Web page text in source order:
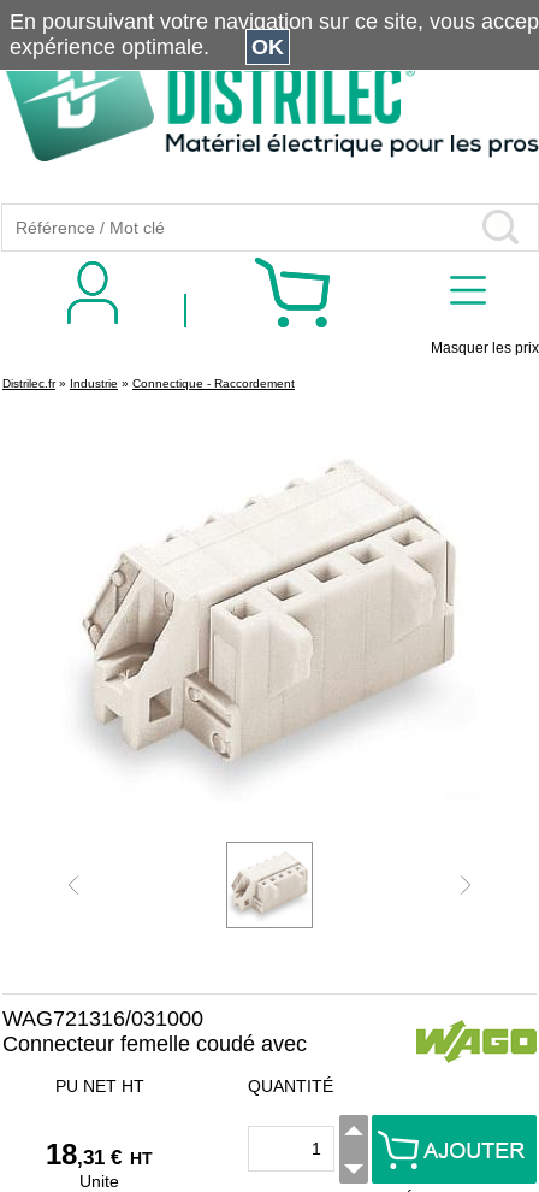
Masquer les prix
Distrilec.fr» Industrie » Connectique - Raccordement
WAG721316/031000
Connecteur femelle coudé avec
PU NET HT
18,31 € HT
Unite
QUANTITÉ
En poursuivant votre navigation sur ce site, vous
expérience optimale.
OK